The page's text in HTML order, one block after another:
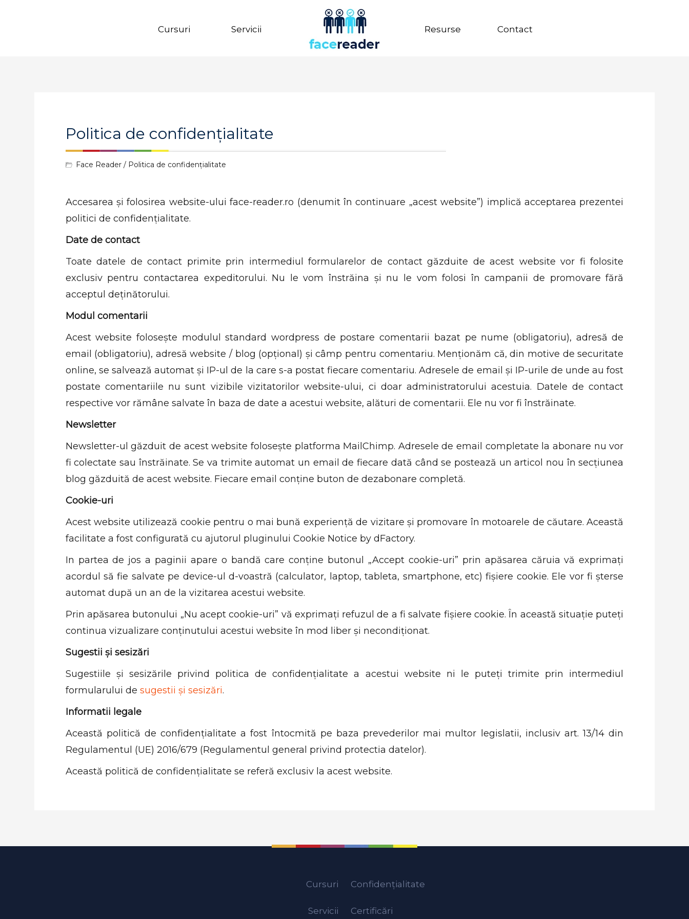
Cursuri Servicii Resurse Contact
Politica de confidențialitate
Face Reader/ Politica de confidențialitate
Accesarea și folosirea website-ului face-reader.ro (denumit în continuare „acest website”) implică acceptarea prezentei
politici de confidențialitate.
Date de contact
Toate datele de contact primite prin intermediul formularelor de contact găzduite de acest website vor fi folosite
exclusiv pentru contactarea expeditorului. Nu le vom înstrăina și nu le vom folosi în campanii de promovare fără
acceptul deținătorului.
Modul comentarii
Acest website folosește modulul standard wordpress de postare comentarii bazat pe nume (obligatoriu), adresă de
email (obligatoriu), adresă website / blog (opțional) și câmp pentru comentariu. Menționăm că, din motive de securitate
online, se salvează automat și IP-ul de la care s-a postat fiecare comentariu. Adresele de email și IP-urile de unde au fost
postate comentariile nu sunt vizibile vizitatorilor website-ului, ci doar administratorului acestuia. Datele de contact
respective vor rămâne salvate în baza de date a acestui website, alături de comentarii. Ele nu vor fi înstrăinate.
Newsletter
Newsletter-ul găzduit de acest website folosește platforma MailChimp. Adresele de email completate la abonare nu vor
fi colectate sau înstrăinate. Se va trimite automat un email de fiecare dată când se postează un articol nou în secțiunea
blog găzduită de acest website. Fiecare email conține buton de dezabonare completă.
Cookie-uri
Acest website utilizează cookie pentru o mai bună experiență de vizitare și promovare în motoarele de căutare. Această
facilitate a fost configurată cu ajutorul pluginului Cookie Notice by dFactory.
In partea de jos a paginii apare o bandă care conține butonul „Accept cookie-uri” prin apăsarea căruia vă exprimați
acordul să fie salvate pe device-ul d-voastră (calculator, laptop, tableta, smartphone, etc) fișiere cookie. Ele vor fi șterse
automat după un an de la vizitarea acestui website.
Prin apăsarea butonului „Nu acept cookie-uri” vă exprimați refuzul de a fi salvate fișiere cookie. În această situație puteți
continua vizualizare conținutului acestui website în mod liber și necondiționat.
Sugestii și sesizări
Sugestiile și sesizările privind politica de confidențialitate a acestui website ni le puteți trimite prin intermediul
formularului de sugestii și sesizări.
Informatii legale
Această politică de confidențialitate a fost întocmită pe baza prevederilor mai multor legislatii, inclusiv art. 13/14 din
Regulamentul (UE) 2016/679 (Regulamentul general privind protectia datelor).
Această politică de confidențialitate se referă exclusiv la acest website.
Cursuri
Servicii
Confidențialitate
Certificări